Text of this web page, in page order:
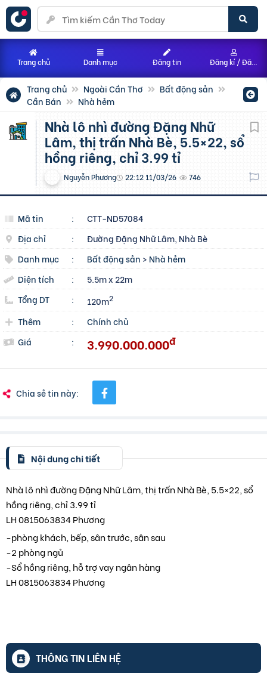
Trang chủ Ngoài Cần Thơ
Bất động sản
Cần Bán
Nhà hẻm
Nhà lô nhì đường Đặng Nhữ
Lâm, thị trấn Nhà Bè, 5.5×22, sổ
hồng riêng, chỉ 3.99 tỉ
Nguyễn Phương 22:12 11/03/26 746
Mã tin :
CTT-ND57084
Địa chỉ
:
Đường Đặng Nhữ Lâm, Nhà Bè
Danh mục
: Bất động sản > Nhà hẻm
Diện tích
:
5.5m x 22m
Tổng DT
: 120m2
Thêm :
Chính chủ
Giá
: 3.990.000.000đ
Chia sẻ tin này:
Nội dung chi tiết
Nhà lô nhì đường Đặng Nhữ Lâm, thị trấn Nhà Bè, 5.5×22, sổ
hồng riêng, chỉ 3.99 tỉ
LH 0815063834 Phương
-phòng khách, bếp, sân trước, sân sau
-2 phòng ngủ
-Sổ hồng riêng, hỗ trợ vay ngân hàng
LH 0815063834 Phương
THÔNG TIN LIÊN HỆ
Trang chủ Danh mục Đăng tin